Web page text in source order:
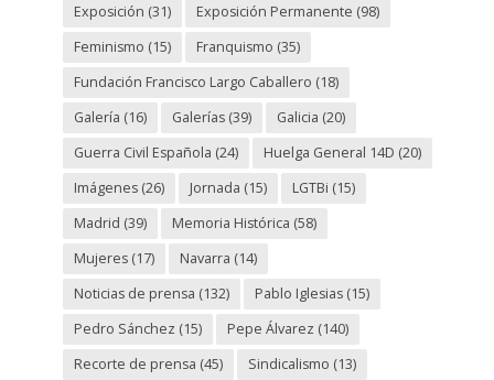
Exposición (31) Exposición Permanente (98)
Feminismo (15) Franquismo (35)
Fundación Francisco Largo Caballero (18)
Galería (16) Galerías(39) Galicia (20)
Guerra Civil Española (24) Huelga General 14D (20)
Imágenes(26) Jornada (15) LGTBi (15)
Madrid (39) Memoria Histórica (58)
Mujeres(17) Navarra (14)
Noticias de prensa (132) Pablo Iglesias(15)
Pedro Sánchez (15) Pepe Álvarez (140)
Recorte de prensa (45) Sindicalismo (13)